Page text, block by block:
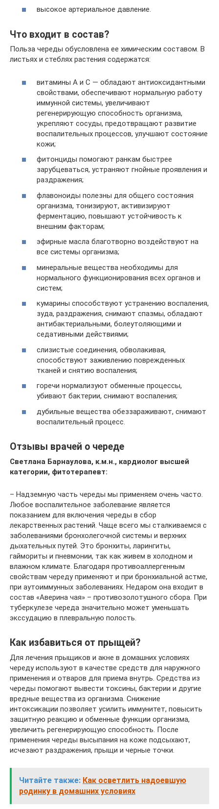
высокое артериальное давление.
Что входит в состав?
Польза череды обусловлена ее химическим составом. В
листьях и стеблях растения содержатся:
витамины А и С — обладают антиоксидантными
свойствами, обеспечивают нормальную работу
иммунной системы, увеличивают
регенерирующую способность организма,
укрепляют сосуды, предотвращают развитие
воспалительных процессов, улучшают состояние
кожи;
фитонциды помогают ранкам быстрее
зарубцеваться, устраняют гнойные проявления и
раздражения;
флавоноиды полезны для общего состояния
организма, тонизируют, активизируют
ферментацию, повышают устойчивость к
внешним факторам;
эфирные масла благотворно воздействуют на
все системы организма;
минеральные вещества необходимы для
нормального функционирования всех органов и
систем;
кумарины способствуют устранению воспаления,
зуда, раздражения, снимают спазмы, обладают
антибактериальными, болеутоляющими и
седативными действиями;
слизистые соединения, обволакивая,
способствуют заживлению поврежденных
тканей и снятию воспаления;
горечи нормализуют обменные процессы,
убивают бактерии, снимают воспаления;
дубильные вещества обеззараживают, снимают
воспалительный процесс.
Отзывы врачей о череде
Светлана Барнаулова, к.м.н., кардиолог высшей
категории, фитотерапевт:
– Надземную часть череды мы применяем очень часто.
Любое воспалительное заболевание является
показанием для включения череды в сбор
лекарственных растений. Чаще всего мы сталкиваемся с
заболеваниями бронхолегочной системы и верхних
дыхательных путей. Это бронхиты, ларингиты,
гаймориты и пневмонии, так как живем в холодном и
влажном климате. Благодаря противоаллергенным
свойствам череду применяют и при бронхиальной астме,
при аутоиммунных заболеваниях. Недаром она входит в
состав «Аверина чая» – противозолотушного сбора. При
туберкулезе череда значительно может уменьшать
экссудацию в плевральную полость.
Как избавиться от прыщей?
Для лечения прыщиков и акне в домашних условиях
череду используют в качестве средств для наружного
применения и отваров для приема внутрь. Средства из
череды помогают вывести токсины, бактерии и другие
вредные вещества из организма. Снижение
интоксикации позволяет усилить иммунитет, повысить
защитную реакцию и обменные функции организма,
увеличить регенерирующую способность. После
применения череды высыпания на коже подсыхают,
исчезают раздражения, прыщи и черные точки.
Читайте также: Как осветлить надоевшую
родинку в домашних условиях